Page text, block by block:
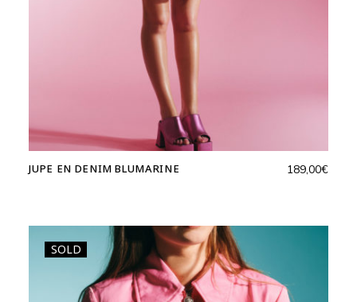
JUPE EN DENIM BLUMARINE 189,00€
SOLD